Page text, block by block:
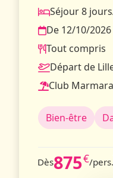
Séjour 8
De 12/10/
Tout compris
Départ de
Club Marmara
Bien-être
Dès875€/pers.